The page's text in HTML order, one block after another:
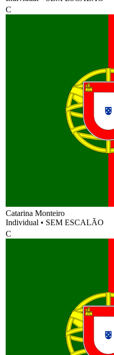
C
Catarina Monteiro
Individual • SEM ESCALÃO
C